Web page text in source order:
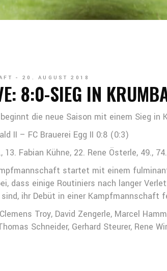
20. AUGUST 2018
8:0-SIEG IN
die neue Saison mit einem Sieg in
II – FC Brauerei Egg II 0:8 (0:3)
13. Fabian Kühne, 22. Rene Österle, 49.,
startet mit einem
dass einige Routiniers nach langer
ihr Debüt in einer Kampfmannschaft
Clemens Troy, David Zengerle, Marcel
Schneider, Gerhard Steurer, Rene